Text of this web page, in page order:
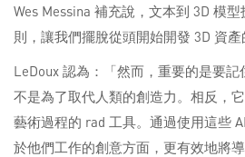
Wes Messina 補充說，文本到 3D 模
則，讓我們擺脫從頭開始開發 3D 資產
LeDoux 認為：「然而，重要的是要
不是為了取代人類的創造力。相反，
藝術過程的 rad 工具。通過使用這些
於他們工作的創意方面，更有效地將